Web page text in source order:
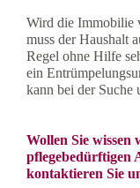
Wird die Immobilie
muss der Haushalt
Regel ohne Hilfe
ein
kann bei der Suche
Wollen Sie wissen
pflegebedürftigen
kontaktieren Sie